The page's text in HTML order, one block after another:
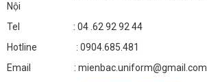
Nội
Tel : 04 .62 92 92 44
Hotline : 0904.685.481
Email : mienbac.uniform@gmail.com